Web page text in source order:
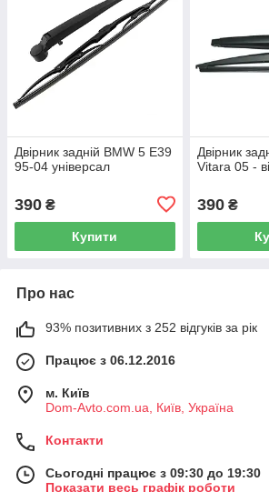
Двірник задній BMW 5 E39
95-04 універсал
390 ₴
Купити
Двірник
Vitara 05 -
390₴
Про нас
93% позитивних з 252 відгуків за рік
Працює з 06.12.2016
м. Київ
Dom-Avto.com.ua, Київ, Україна
Контакти
Сьогодні працює з 09:30 до 19:30
Показати весь графік роботи